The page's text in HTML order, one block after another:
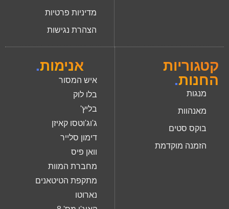
מדיניות פרטיות
הצהרת נגישות
קטגוריות
החנות.
מנגות
מאנהוות
בוקס סטים
הזמנה מוקדמת
אנימות.
איש המסור
בלו לוק
בליץ'
ג'וג'וטסו קאיזן
דימון סלייר
וואן פיס
מחברת המוות
מתקפת הטיטאנים
נארוטו